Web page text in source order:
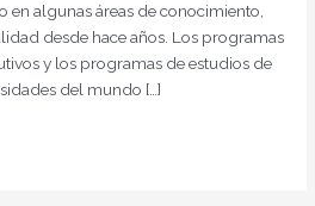
en algunas áreas de conocimiento,
desde hace años. Los programas
y los programas de estudios de
del mundo […]